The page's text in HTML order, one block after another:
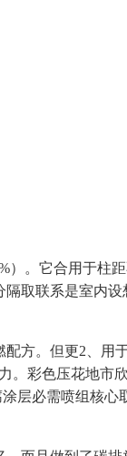
。它合用于柱
取联系是室内
方。但更2、用
彩色压花地市
层必需喷组核